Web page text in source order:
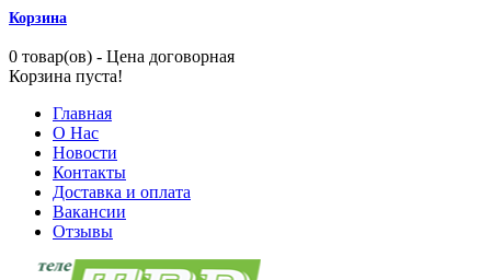
Корзина
0 товар(ов) - Цена договорная
Корзина пуста!
Главная
О Нас
Новости
Контакты
Доставка и оплата
Вакансии
Отзывы